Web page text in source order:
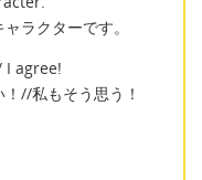
ラクターです。
I agree!
//私もそう思う！